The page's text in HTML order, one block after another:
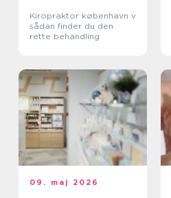
Kiropraktor københavn v
sådan finder du den
rette behandling
09. maj 2026